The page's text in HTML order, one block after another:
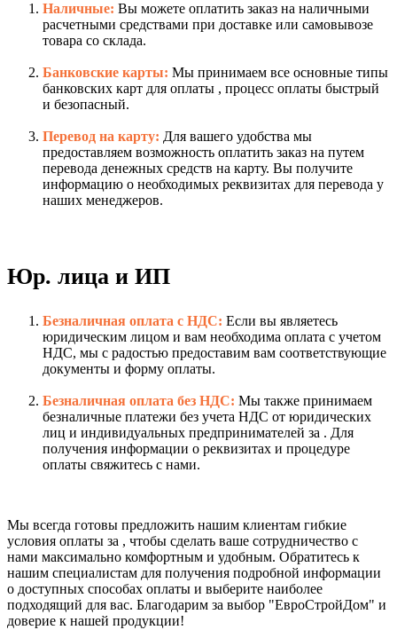
Наличные: Вы можете оплатить заказ на наличными
расчетными средствами при доставке или самовывозе
товара со склада.
Банковские карты: Мы принимаем все основные типы
банковских карт для оплаты , процесс оплаты быстрый
и безопасный.
Перевод на карту: Для вашего удобства мы
предоставляем возможность оплатить заказ на путем
перевода денежных средств на карту. Вы получите
информацию о необходимых реквизитах для перевода у
наших менеджеров.
Юр. лица и ИП
Безналичная оплата с НДС: Если вы являетесь
юридическим лицом и вам необходима оплата с учетом
НДС, мы с радостью предоставим вам соответствующие
документы и форму оплаты.
Безналичная оплата без НДС: Мы также принимаем
безналичные платежи без учета НДС от юридических
лиц и индивидуальных предпринимателей за . Для
получения информации о реквизитах и процедуре
оплаты свяжитесь с нами.
Мы всегда готовы предложить нашим клиентам гибкие
условия оплаты за , чтобы сделать ваше сотрудничество с
нами максимально комфортным и удобным. Обратитесь к
нашим специалистам для получения подробной информации
о доступных способах оплаты и выберите наиболее
подходящий для вас. Благодарим за выбор "ЕвроСтройДом" и
доверие к нашей продукции!